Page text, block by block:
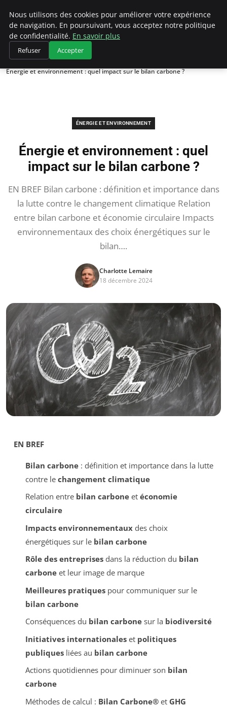
Climategatecountryclub.com
Accueil
Énergie et environnement
Énergie et environnement : quel impact sur le bilan carbone ?
ÉNERGIE ET ENVIRONNEMENT
Énergie et environnement : quel
impact sur le bilan carbone ?
EN BREF Bilan carbone : définition et importance dans
la lutte contre le changement climatique Relation
entre bilan carbone et économie circulaire Impacts
environnementaux des choix énergétiques sur le
bilan….
Charlotte Lemaire
18 décembre 2024
EN BREF
Bilan carbone: définition et importance dans la lutte
contre le changement climatique
Relation entre bilan carboneet économie
circulaire
Impacts environnementauxdes choix
énergétiques sur le bilan carbone
Rôle des entreprisesdans la réduction du bilan
carboneet leur image de marque
Meilleures pratiquespour communiquer sur le
bilan carbone
Conséquences du bilan carbonesur la biodiversité
Initiatives internationaleset politiques
publiquesliées au bilan carbone
Actions quotidiennes pour diminuer son bilan
carbone
Méthodes de calcul : Bilan Carbone®et GHG
Nous utilisons des cookies pour améliorer votre expérience
de navigation. En poursuivant, vous acceptez notre politique
de confidentialité. En savoir plus
Refuser Accepter